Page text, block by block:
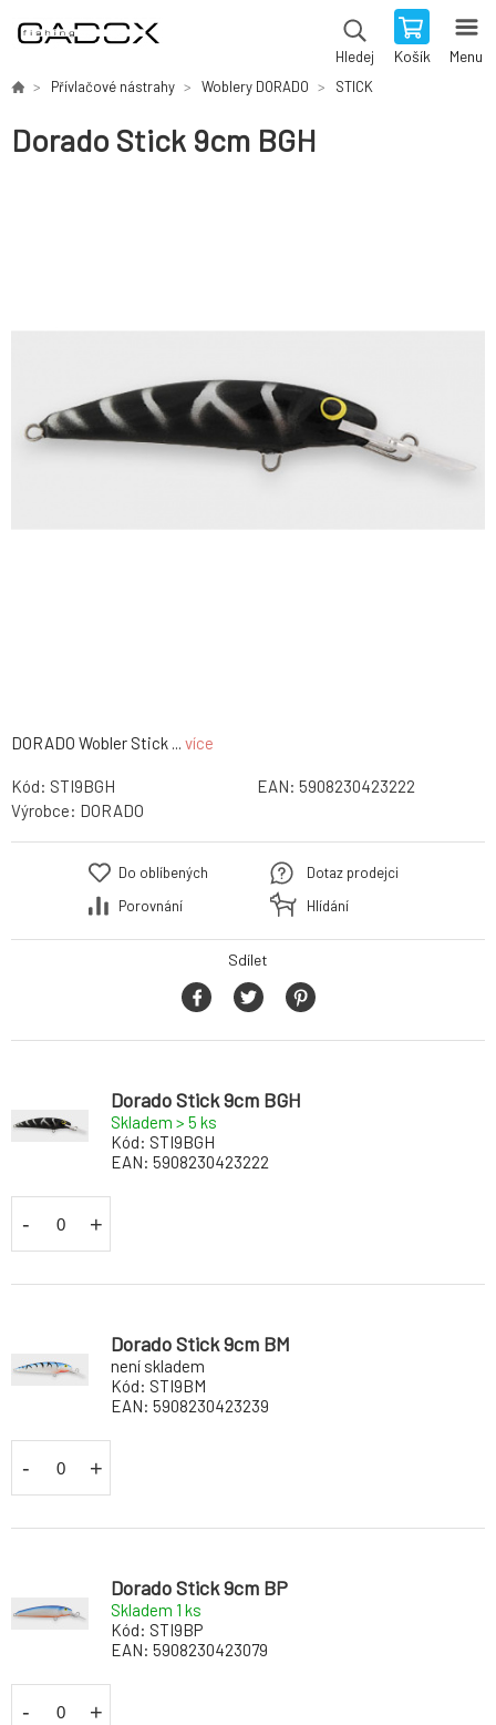
Hledej Košík Menu
Přívlačové nástrahy Woblery DORADO STICK
Dorado Stick 9cm BGH
DORADO Wobler Stick ... více
Kód: STI9BGH EAN: 5908230423222
Výrobce: DORADO
Do oblíbených
Porovnání
Dotaz prodejci
Hlídání
Sdílet
Dorado Stick 9cm BGH
Skladem > 5 ks
Kód: STI9BGH
EAN: 5908230423222
- +
Dorado Stick 9cm BM
není skladem
Kód: STI9BM
EAN: 5908230423239
- +
Dorado Stick 9cm BP
Skladem 1 ks
Kód: STI9BP
EAN: 5908230423079
- +